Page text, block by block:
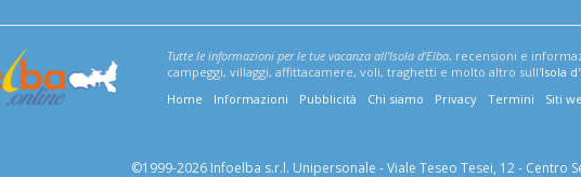
Tutte le informazioni per le tue vacanza all'Isola d'Elba, recensioni e
campeggi, villaggi, affittacamere, voli, traghetti e molto altro sull'Isola
Home
Informazioni Pubblicità Chi siamo Privacy Termini Siti
©1999-2026 Infoelba s.r.l. Unipersonale - Viale Teseo Tesei, 12 - Centro